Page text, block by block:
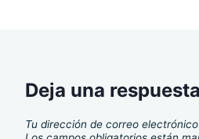
Deja una respuesta
Tu dirección de correo